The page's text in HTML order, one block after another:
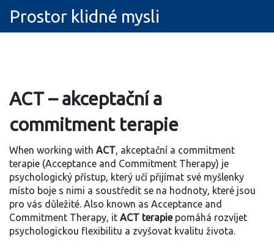
Prostor klidné mysli
ACT – akceptační a
commitment terapie
When working with ACT, akceptační a commitment
terapie (Acceptance and Commitment Therapy) je
psychologický přístup, který učí přijímat své myšlenky
místo boje s nimi a soustředit se na hodnoty, které jsou
pro vás důležité. Also known as Acceptance and
Commitment Therapy, it ACT terapiepomáhá rozvíjet
psychologickou flexibilitu a zvyšovat kvalitu života.